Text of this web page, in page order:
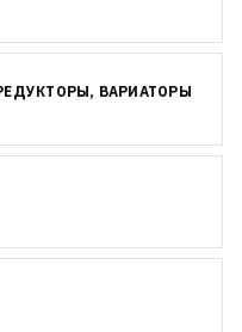
ВАРИАТОРЫ